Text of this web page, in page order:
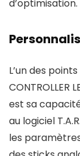
d’optimisation.
L’un des
CONTROLLER
est sa
au logiciel
les